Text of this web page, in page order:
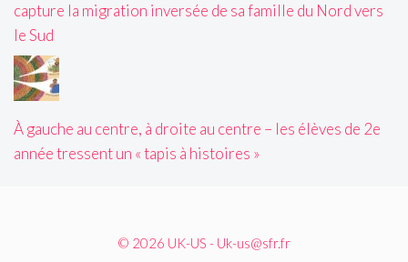
capture la migration inversée de sa famille du Nord vers
le Sud
À gauche au centre, à droite au centre – les élèves de 2e
année tressent un « tapis à histoires »
© 2026 UK-US - Uk-us@sfr.fr